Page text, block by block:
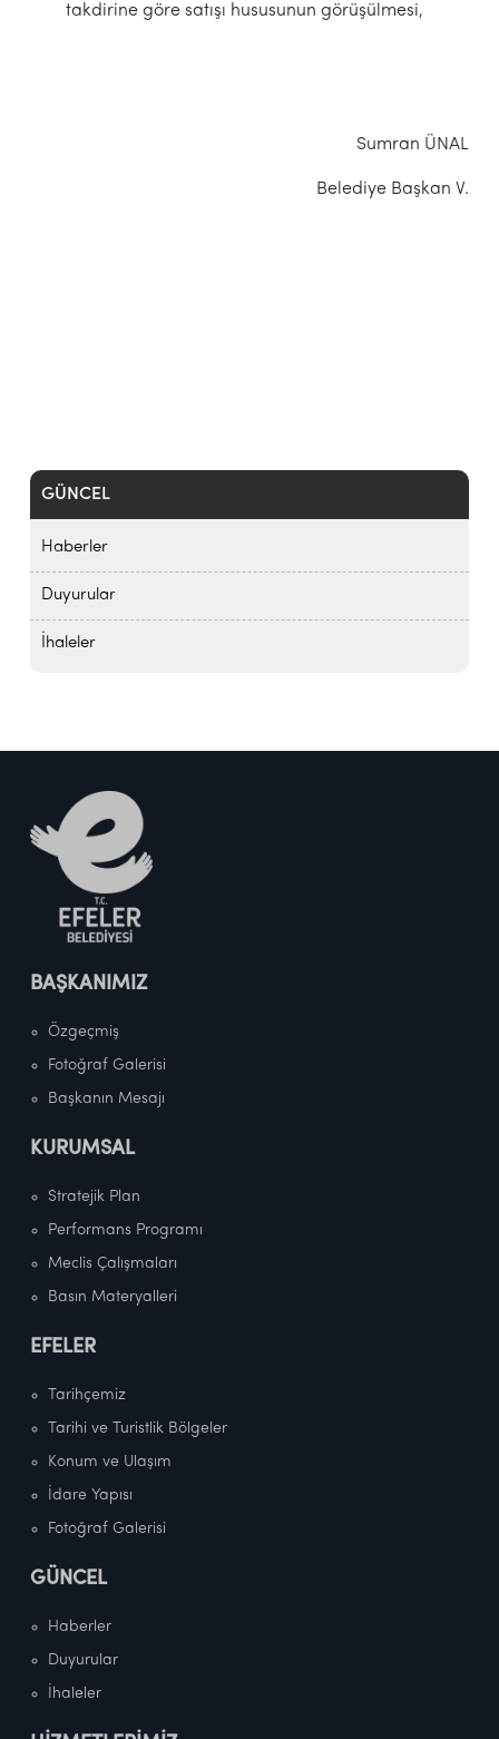
GÜNCEL
Haberler
Duyurular
İhaleler
takdirine göre satışı hususunun görüşülmesi,
Sumran ÜNAL
Belediye Başkan V.
BAŞKANIMIZ
Özgeçmiş
Fotoğraf Galerisi
Başkanın Mesajı
KURUMSAL
Stratejik Plan
Performans Programı
Meclis Çalışmaları
Basın Materyalleri
EFELER
Tarihçemiz
Tarihi ve Turistlik Bölgeler
Konum ve Ulaşım
İdare Yapısı
Fotoğraf Galerisi
GÜNCEL
Haberler
Duyurular
İhaleler